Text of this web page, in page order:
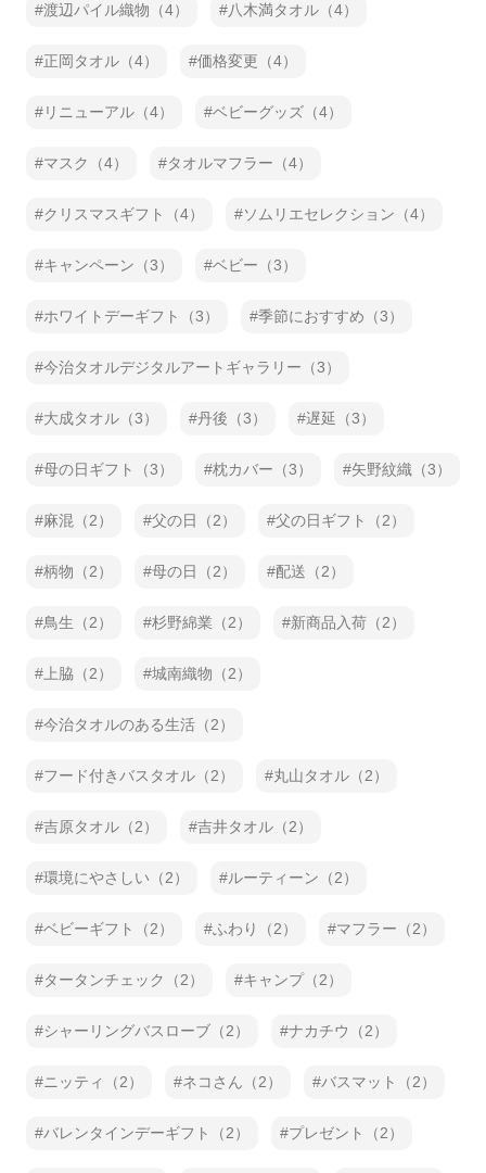
渡辺パイル織物（4） 八木満タオル（4）
正岡タオル（4） 価格変更（4）
リニューアル（4） ベビーグッズ（4）
マスク（4） タオルマフラー（4）
クリスマスギフト（4） ソムリエセレクション（4）
キャンペーン（3） ベビー（3）
ホワイトデーギフト（3） 季節におすすめ（3）
今治タオルデジタルアートギャラリー（3）
大成タオル（3） 丹後（3） 遅延（3）
母の日ギフト（3） 枕カバー（3） 矢野紋織（3）
麻混（2） 父の日（2） 父の日ギフト（2）
柄物（2） 母の日（2） 配送（2）
鳥生（2） 杉野綿業（2） 新商品入荷（2）
上脇（2） 城南織物（2）
今治タオルのある生活（2）
フード付きバスタオル（2） 丸山タオル（2）
吉原タオル（2） 吉井タオル（2）
環境にやさしい（2） ルーティーン（2）
ベビーギフト（2） ふわり（2） マフラー（2）
タータンチェック（2） キャンプ（2）
シャーリングバスローブ（2） ナカチウ（2）
ニッティ（2） ネコさん（2） バスマット（2）
バレンタインデーギフト（2） プレゼント（2）